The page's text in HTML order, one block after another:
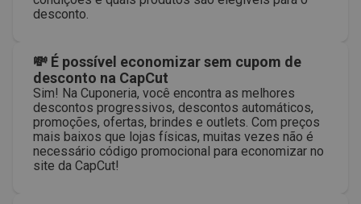
desconto.
💸 É possível economizar sem cupom de
desconto na CapCut
Sim! Na Cuponeria, você encontra as melhores
descontos progressivos, descontos automáticos,
promoções, ofertas, brindes e outlets. Com preços
mais baixos que lojas físicas, muitas vezes não é
necessário código promocional para economizar no
site da CapCut!